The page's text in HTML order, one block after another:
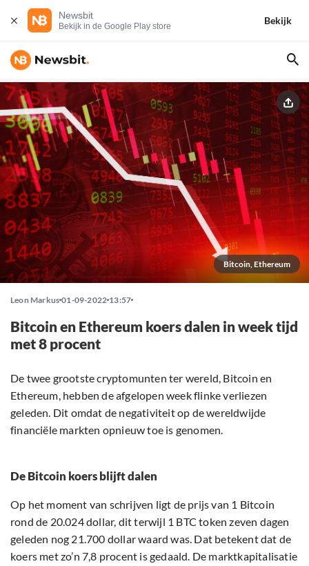
Newsbit
Bekijk in de Google Play store
Bekijk
Bitcoin, Ethereum
Leon Markus 01-09-2022 13:57
Bitcoin en Ethereum koers dalen in week tijd
met 8 procent
De twee grootste cryptomunten ter wereld, Bitcoin en
Ethereum, hebben de afgelopen week flinke verliezen
geleden. Dit omdat de negativiteit op de wereldwijde
financiële markten opnieuw toe is genomen.
De Bitcoin koers blijft dalen
Op het moment van schrijven ligt de prijs van 1 Bitcoin
rond de 20.024 dollar, dit terwijl 1 BTC token zeven dagen
geleden nog 21.700 dollar waard was. Dat betekent dat de
koers met zo’n 7,8 procent is gedaald. De marktkapitalisatie